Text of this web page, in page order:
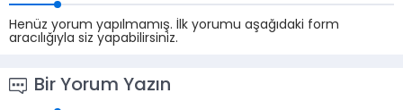
Henüz yorum yapılmamış. İlk yorumu aşağıdaki form
aracılığıyla siz yapabilirsiniz.
Bir Yorum Yazın